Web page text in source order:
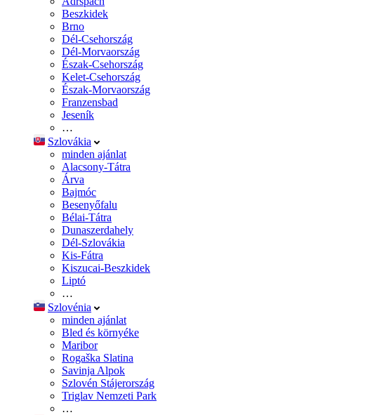
Beszkidek
Brno
Dél-Csehország
Dél-Morvaország
Észak-Csehország
Kelet-Csehország
Észak-Morvaország
Franzensbad
Jeseník
…
Szlovákia
minden ajánlat
Alacsony-Tátra
Árva
Bajmóc
Besenyőfalu
Bélai-Tátra
Dunaszerdahely
Dél-Szlovákia
Kis-Fátra
Kiszucai-Beszkidek
Liptó
…
Szlovénia
minden ajánlat
Bled és környéke
Maribor
Rogaška Slatina
Savinja Alpok
Szlovén Stájerország
Triglav Nemzeti Park
…